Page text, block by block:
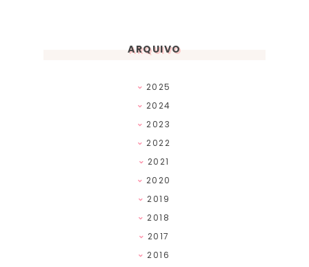
ARQUIVO
2025
2024
2023
2022
2021
2020
2019
2018
2017
2016